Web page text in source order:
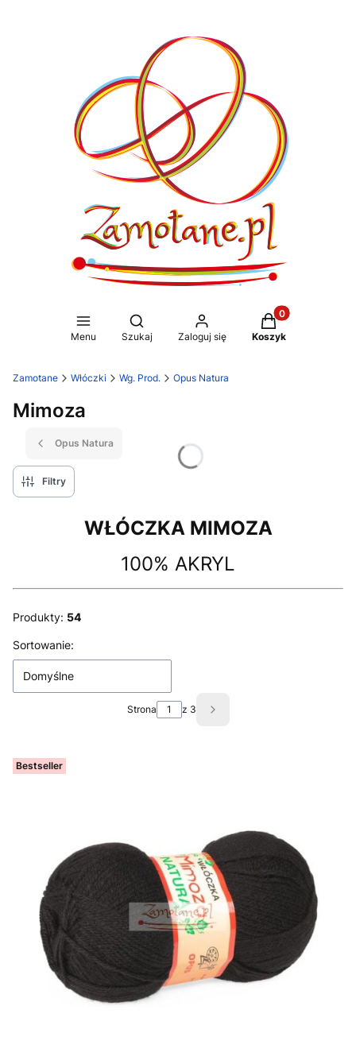
Menu
Otwórz wyszukiwarkę
Szukaj Zaloguj się
Produkty w
Koszyk
Zamotane Włóczki Wg. Prod. Opus Natura
Mimoza
Opus Natura
Filtry
WŁÓCZKA MIMOZA
100% AKRYL
Produkty: 54
Lista produktów
Sortowanie:
Domyślne
Strona z 3 Następne produkty
Bestseller